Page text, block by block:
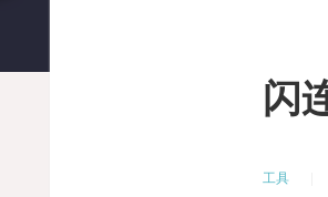
闪
工具